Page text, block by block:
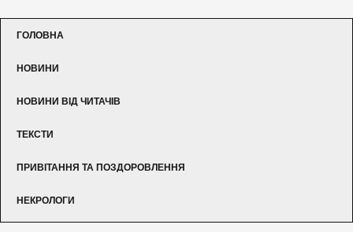
ГОЛОВНА
НОВИНИ
НОВИНИ ВІД ЧИТАЧІВ
ТЕКСТИ
ПРИВІТАННЯ ТА ПОЗДОРОВЛЕННЯ
НЕКРОЛОГИ